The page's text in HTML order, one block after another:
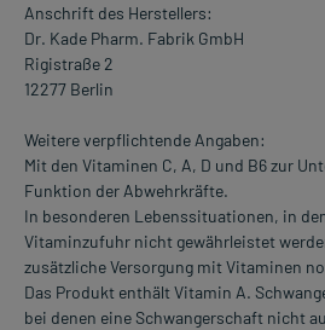
Anschrift des Herstellers:
Dr. Kade Pharm. Fabrik GmbH
Rigistraße 2
12277 Berlin
Weitere verpflichtende Angaben:
Mit den Vitaminen C, A, D und B6 zur
Funktion der Abwehrkräfte.
In besonderen Lebenssituationen, in
Vitaminzufuhr nicht gewährleistet
zusätzliche Versorgung mit Vitaminen
Das Produkt enthält Vitamin A.
bei denen eine Schwangerschaft nicht